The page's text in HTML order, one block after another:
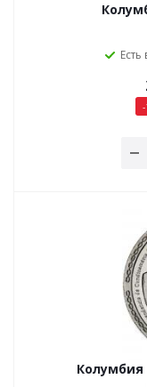
-
Колумбия